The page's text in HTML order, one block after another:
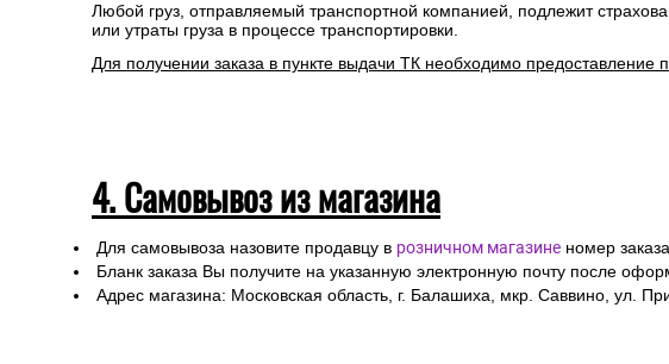
Любой груз, отправляемый транспортной компанией, подлежит
или утраты груза в процессе транспортировки.
Для получении заказа в пункте выдачи ТК необходимо предоставление
4. Самовывоз из магазина
Для самовывоза назовите продавцу в розничном магазине номер заказа
Бланк заказа Вы получите на указанную электронную почту после
Адрес магазина: Московская область, г. Балашиха, мкр. Саввино, ул.